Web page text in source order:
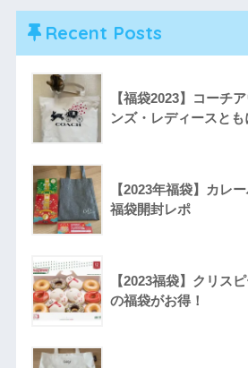
Recent Posts
【福袋2023】コーチ
ンズ・レディースとも
【2023年福袋】カレ
福袋開封レポ
【2023福袋】クリス
の福袋がお得！